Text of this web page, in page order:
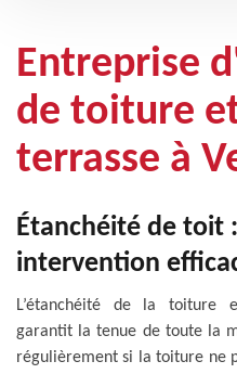
Entreprise
de toiture
terrasse à
Étanchéité de toit
intervention
L’étanchéité de la toiture
garantit la tenue de toute la
régulièrement si la toiture ne